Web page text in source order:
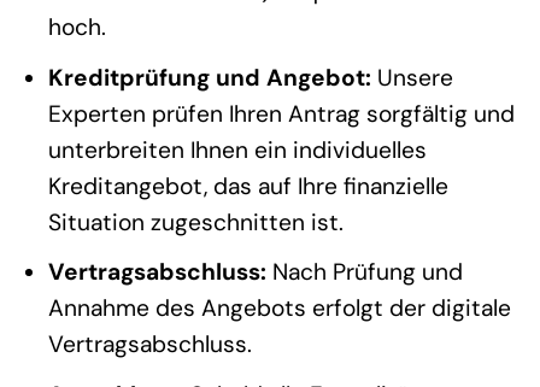
hoch.
Kreditprüfung und Angebot: Unsere
Experten prüfen Ihren Antrag sorgfältig und
unterbreiten Ihnen ein individuelles
Kreditangebot, das auf Ihre finanzielle
Situation zugeschnitten ist.
Vertragsabschluss: Nach Prüfung und
Annahme des Angebots erfolgt der digitale
Vertragsabschluss.